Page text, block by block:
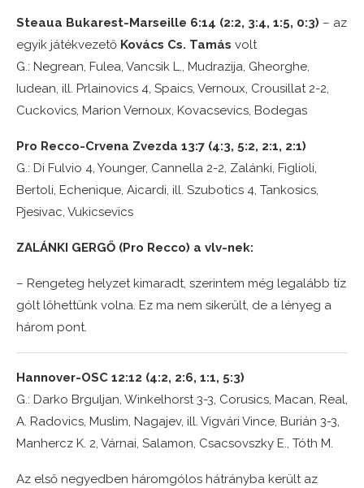
Steaua Bukarest-Marseille 6:14 (2:2, 3:4, 1:5, 0:3) – az
egyik játékvezető Kovács Cs. Tamás volt
G.: Negrean, Fulea, Vancsik L., Mudrazija, Gheorghe,
Iudean, ill. Prlainovics 4, Spaics, Vernoux, Crousillat 2-2,
Cuckovics, Marion Vernoux, Kovacsevics, Bodegas
Pro Recco-Crvena Zvezda 13:7 (4:3, 5:2, 2:1, 2:1)
G.: Di Fulvio 4, Younger, Cannella 2-2, Zalánki, Figlioli,
Bertoli, Echenique, Aicardi, ill. Szubotics 4, Tankosics,
Pjesivac, Vukicsevics
ZALÁNKI GERGŐ (Pro Recco) a vlv-nek:
– Rengeteg helyzet kimaradt, szerintem még legalább tíz
gólt lőhettünk volna. Ez ma nem sikerült, de a lényeg a
három pont.
Hannover-OSC 12:12 (4:2, 2:6, 1:1, 5:3)
G.: Darko Brguljan, Winkelhorst 3-3, Corusics, Macan, Real,
A. Radovics, Muslim, Nagajev, ill. Vigvári Vince, Burián 3-3,
Manhercz K. 2, Várnai, Salamon, Csacsovszky E., Tóth M.
Az első negyedben háromgólos hátrányba került az